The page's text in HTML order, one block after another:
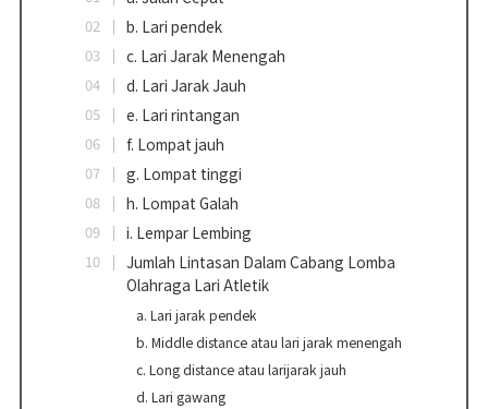
b. Lari pendek
c. Lari Jarak Menengah
d. Lari Jarak Jauh
e. Lari rintangan
f. Lompat jauh
g. Lompat tinggi
h. Lompat Galah
i. Lempar Lembing
Jumlah Lintasan Dalam Cabang Lomba
Olahraga Lari Atletik
a. Lari jarak pendek
b. Middle distance atau lari jarak menengah
c. Long distance atau larijarak jauh
d. Lari gawang